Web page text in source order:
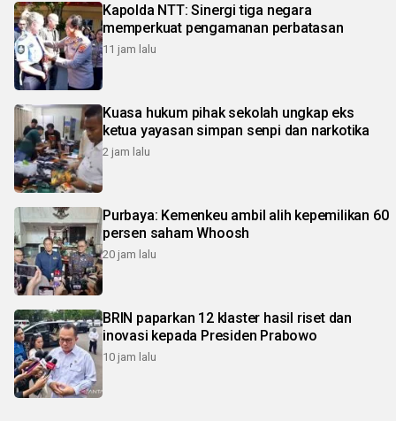
Kapolda NTT: Sinergi tiga negara
memperkuat pengamanan perbatasan
11 jam lalu
Kuasa hukum pihak sekolah ungkap eks
ketua yayasan simpan senpi dan narkotika
2 jam lalu
Purbaya: Kemenkeu ambil alih kepemilikan 60
persen saham Whoosh
20 jam lalu
BRIN paparkan 12 klaster hasil riset dan
inovasi kepada Presiden Prabowo
10 jam lalu